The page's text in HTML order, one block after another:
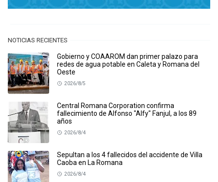
NOTICIAS RECIENTES
Gobierno y COAAROM dan primer palazo para
redes de agua potable en Caleta y Romana del
Oeste
2026/8/5
Central Romana Corporation confirma
fallecimiento de Alfonso "Alfy" Fanjul, a los 89
años
2026/8/4
Sepultan a los 4 fallecidos del accidente de Villa
Caoba en La Romana
2026/8/4